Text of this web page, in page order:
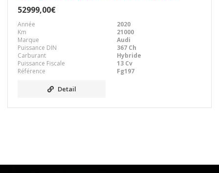
52999,00€
Année
2020
Km
21000
Marque
Audi
Puissance DIN
367 Ch
Carburant
Hybride
Puissance Fiscale
13 Cv
Référence
Fg197
Detail